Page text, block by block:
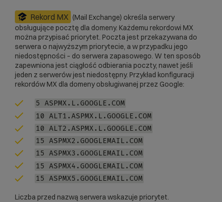
Rekord MX (Mail Exchange) określa serwery
obsługujące pocztę dla domeny. Każdemu rekordowi MX
można przypisać priorytet. Poczta jest przekazywana do
serwera o najwyższym priorytecie, a w przypadku jego
niedostępności – do serwera zapasowego. W ten sposób
zapewniona jest ciągłość odbierania poczty, nawet jeśli
jeden z serwerów jest niedostępny. Przykład konfiguracji
rekordów MX dla domeny obsługiwanej przez Google:
5 ASPMX.L.GOOGLE.COM
10 ALT1.ASPMX.L.GOOGLE.COM
10 ALT2.ASPMX.L.GOOGLE.COM
15 ASPMX2.GOOGLEMAIL.COM
15 ASPMX3.GOOGLEMAIL.COM
15 ASPMX4.GOOGLEMAIL.COM
15 ASPMX5.GOOGLEMAIL.COM
Liczba przed nazwą serwera wskazuje priorytet.